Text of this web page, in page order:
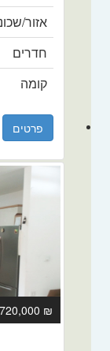
אזור/
חדרים
קומה
פרטים
₪ 1,720,000